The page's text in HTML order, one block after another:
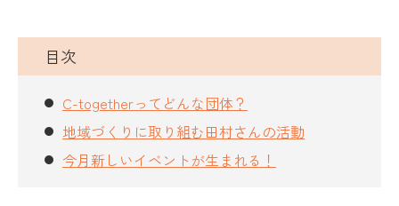
目次
C-togetherってどんな団体？
地域づくりに取り組む田村さんの活動
今月新しいイベントが生まれる！